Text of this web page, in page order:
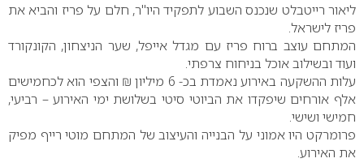
ליאור רייטבלט שנכנס השבוע לתפקיד היו"ר, חלם על פריז והביא את
פריז לישראל.
המתחם עוצב ברוח פריז עם מגדל אייפל, שער הניצחון, הקונקורד
ועוד ובשילוב אוכל בניחוח צרפתי.
עלות ההשקעה באירוע נאמדת בכ- 6 מיליון ₪ והצפי הוא לכחמישים
אלף אורחים שיפקדו את הביוטי סיטי בשלושת ימי האירוע – רביעי,
חמישי ושישי.
פרומרקט היו אמוני על הבנייה והעיצוב של המתחם מוטי רייף מפיק
את האירוע.